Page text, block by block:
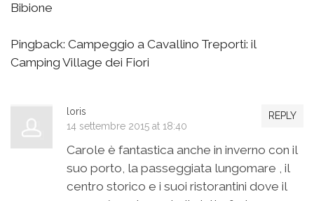
Bibione
Pingback: Campeggio a Cavallino Treporti: il
Camping Village dei Fiori
REPLY
loris
14 settembre 2015 at 18:40
Carole è fantastica anche in inverno con il
suo porto, la passeggiata lungomare , il
centro storico e i suoi ristorantini dove il